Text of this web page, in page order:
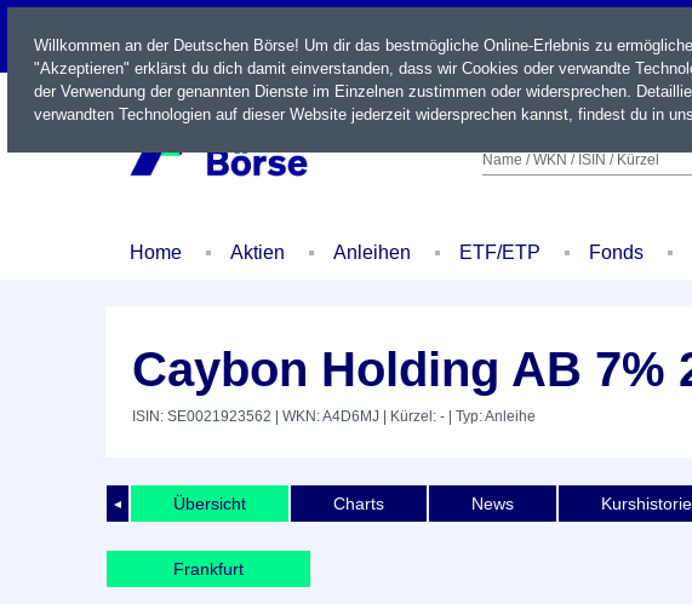
LIVE
Name / WKN / ISIN / Kürzel
Home Aktien Anleihen ETF/ETP Fonds
Caybon Holding AB 7%
ISIN: SE0021923562 | WKN: A4D6MJ | Kürzel: - | Typ: Anleihe
◄ Übersicht Charts News Kurshistorie
Frankfurt
Willkommen an der Deutschen Börse! Um dir das bestmögliche Online-Erlebnis zu
"Akzeptieren" erklärst du dich damit einverstanden, dass wir Cookies oder verwandte
der Verwendung der genannten Dienste im Einzelnen zustimmen oder widersprechen.
verwandten Technologien auf dieser Website jederzeit widersprechen kannst, findest du in